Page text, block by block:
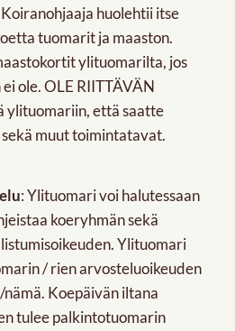
huolehtii itse
tuomarit ja maaston.
ylituomarilta, jos
ole. OLE RIITTÄVÄN
ylituomariin, että saatte
muut toimintatavat.
: Ylituomari voi halutessaan
koeryhmän sekä
Ylituomari
/ rien arvosteluoikeuden
Koepäivän iltana
tulee palkintotuomarin